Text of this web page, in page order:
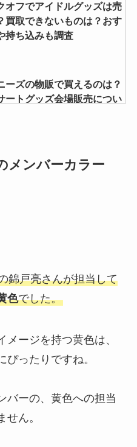
オフでアイドルグッズは売
買取できないものは？おす
持ち込みも調査
ーズの物販で買えるのは？
ートグッズ会場販売につい
の父が亡くなったのは本
河屋まんだらけも調査
のジャニーズ買取 口コミ
は当日できるのかも調査！
メンバーカラー
錦戸亮さんが担当して
色でした。
メージを持つ黄色は、
ったりですね。
バーの、黄色への担当
せん。